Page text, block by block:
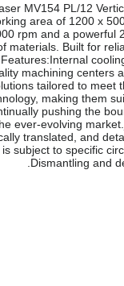
MV154 PL/12
area of 1200 x
rpm and a
materials. Built for
machining centers
tailored to
making them
pushing the
ever-evolving
translated, and
subject to specific
Dismantling and